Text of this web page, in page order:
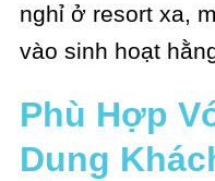
nghỉ ở resort xa,
vào sinh hoạt
Phù Hợp
Dung